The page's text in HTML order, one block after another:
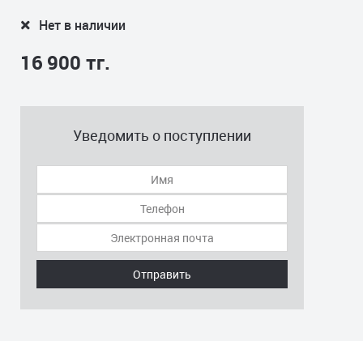
Нет в наличии
16 900 тг.
Уведомить о поступлении
Отправить